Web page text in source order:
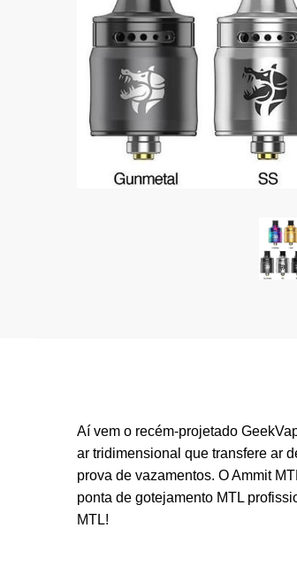
Aí vem o recém-projetado
ar tridimensional que transfere ar
prova de vazamentos. O Ammit
ponta de gotejamento MTL
MTL!